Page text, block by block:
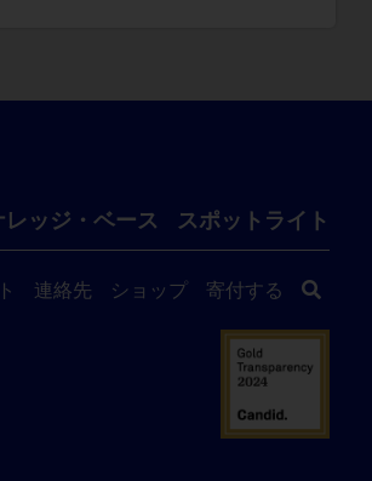
レッジ・ベース スポットライト
連絡先 ショップ 寄付する